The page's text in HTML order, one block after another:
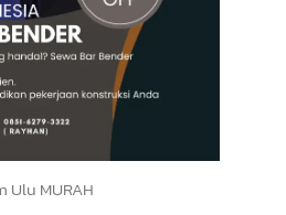
Ulu MURAH